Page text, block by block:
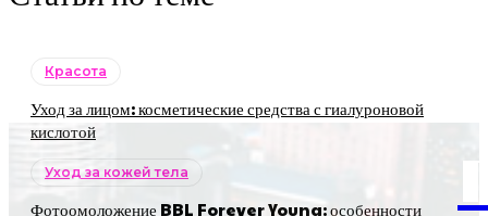
Красота
Уход за лицом: косметические средства с гиалуроновой
кислотой
Уход за кожей тела
Фотоомоложение BBL Forever Young: особенности